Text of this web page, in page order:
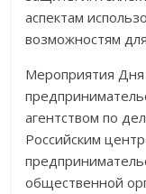
аспектам
возможностям
Мероприятия
агентством по
Российским
общественной